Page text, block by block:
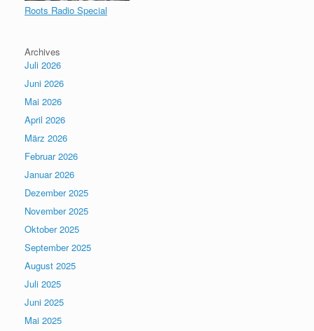
Roots Radio Special
Archives
Juli 2026
Juni 2026
Mai 2026
April 2026
März 2026
Februar 2026
Januar 2026
Dezember 2025
November 2025
Oktober 2025
September 2025
August 2025
Juli 2025
Juni 2025
Mai 2025